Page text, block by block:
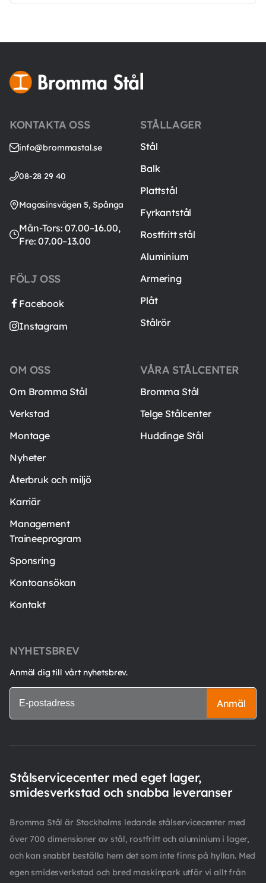
KONTAKTA OSS
info@brommastal.se
08-28 29 40
Magasinsvägen 5, Spånga
Mån-Tors: 07.00–16.00,
Fre: 07.00–13.00
FÖLJ OSS
Facebook
Instagram
STÅLLAGER
Stål
Balk
Plattstål
Fyrkantstål
Rostfritt stål
Aluminium
Armering
Plåt
Stålrör
VÅRA STÅLCENTER
Bromma Stål
Telge Stålcenter
Huddinge Stål
OM OSS
Om Bromma Stål
Verkstad
Montage
Nyheter
Återbruk och miljö
Karriär
Management
Traineeprogram
Sponsring
Kontoansökan
Kontakt
NYHETSBREV
Anmäl dig till vårt nyhetsbrev.
Anmäl
Stålservicecenter med eget lager,
smidesverkstad och snabba leveranser
Bromma Stål är Stockholms ledande stålservicecenter med
över 700 dimensioner av stål, rostfritt och aluminium i lager,
och kan snabbt beställa hem det som inte finns på hyllan. Med
egen smidesverkstad och bred maskinpark utför vi allt från